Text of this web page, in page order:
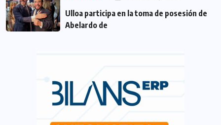
Ulloa participa en la toma de posesión de
Abelardo de